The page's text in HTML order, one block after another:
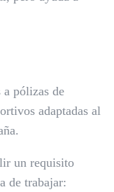
a pólizas de
adaptadas al
un requisito
de trabajar: